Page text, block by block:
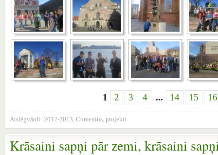
1 2 3 4 ... 14 15 16
Atslēgvārdi: 2012-2013 Comenius projekti
Krāsaini sapņi pār zemi, krāsaini